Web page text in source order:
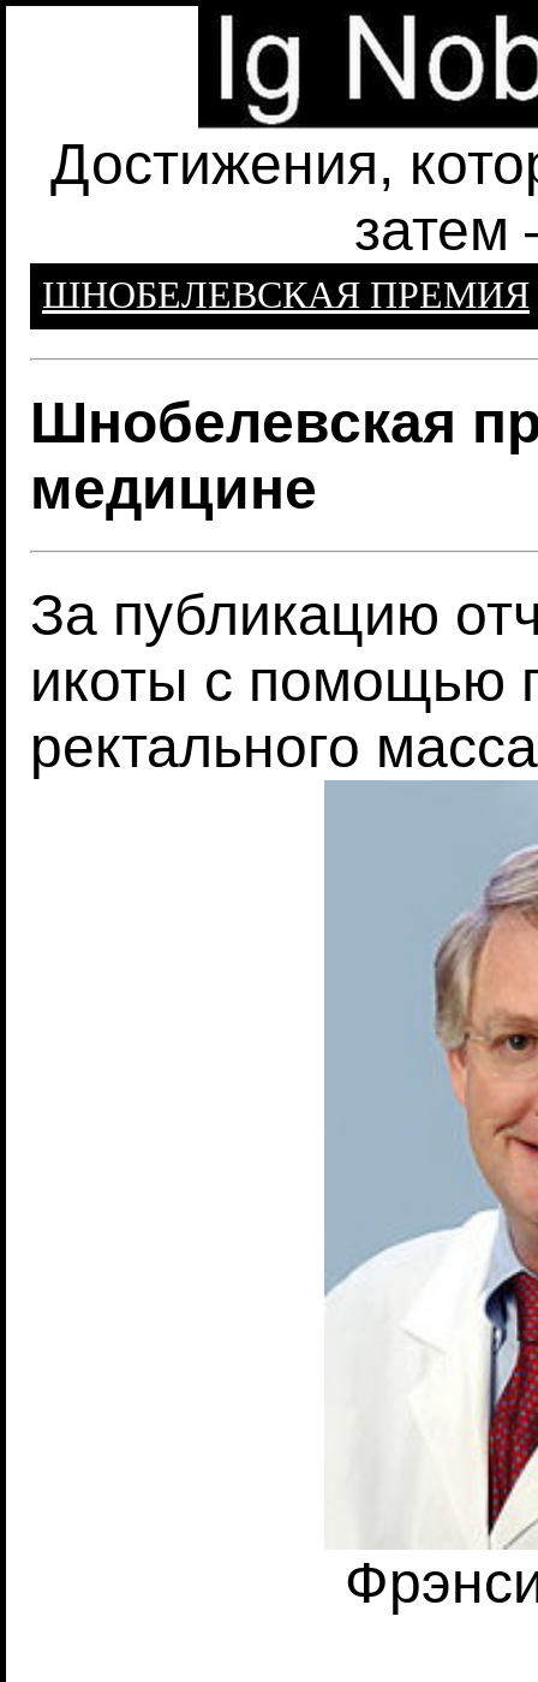
Достижения,
затем
ШНОБЕЛЕВСКАЯ ПРЕМИЯ
Шнобелевская
медицине
За публикацию
икоты с помощью
ректального